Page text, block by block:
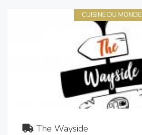
CUISINE DU MONDE
The Wayside